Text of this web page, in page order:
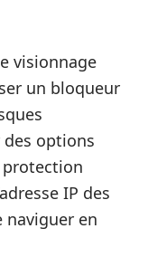
visionnage
un bloqueur
des options
IP des
en